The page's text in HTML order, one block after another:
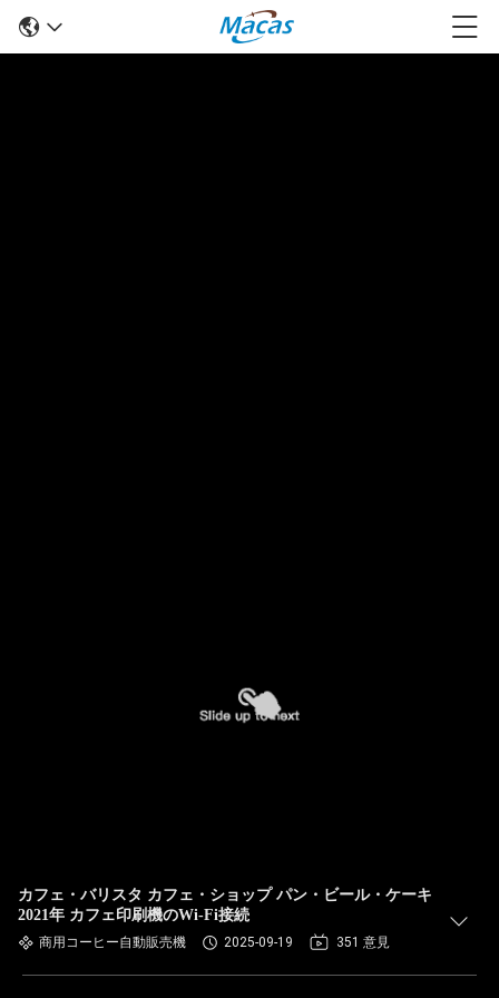
カフェ・バリスタ カフェ・ショップ パン・ビール・ケーキ
2021年 カフェ印刷機のWi-Fi接続
商用コーヒー自動販売機 2025-09-19 351 意見